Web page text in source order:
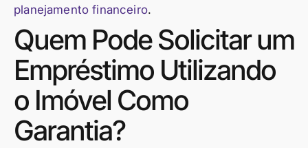
planejamento financeiro.
Quem Pode Solicitar um
Empréstimo Utilizando
o Imóvel Como
Garantia?